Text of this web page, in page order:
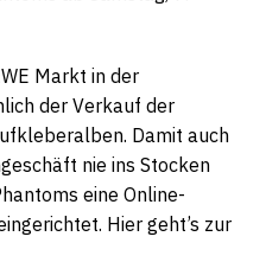
Markt in der
der Verkauf der
Damit auch
nie ins Stocken
eine Online-
Hier geht’s zur